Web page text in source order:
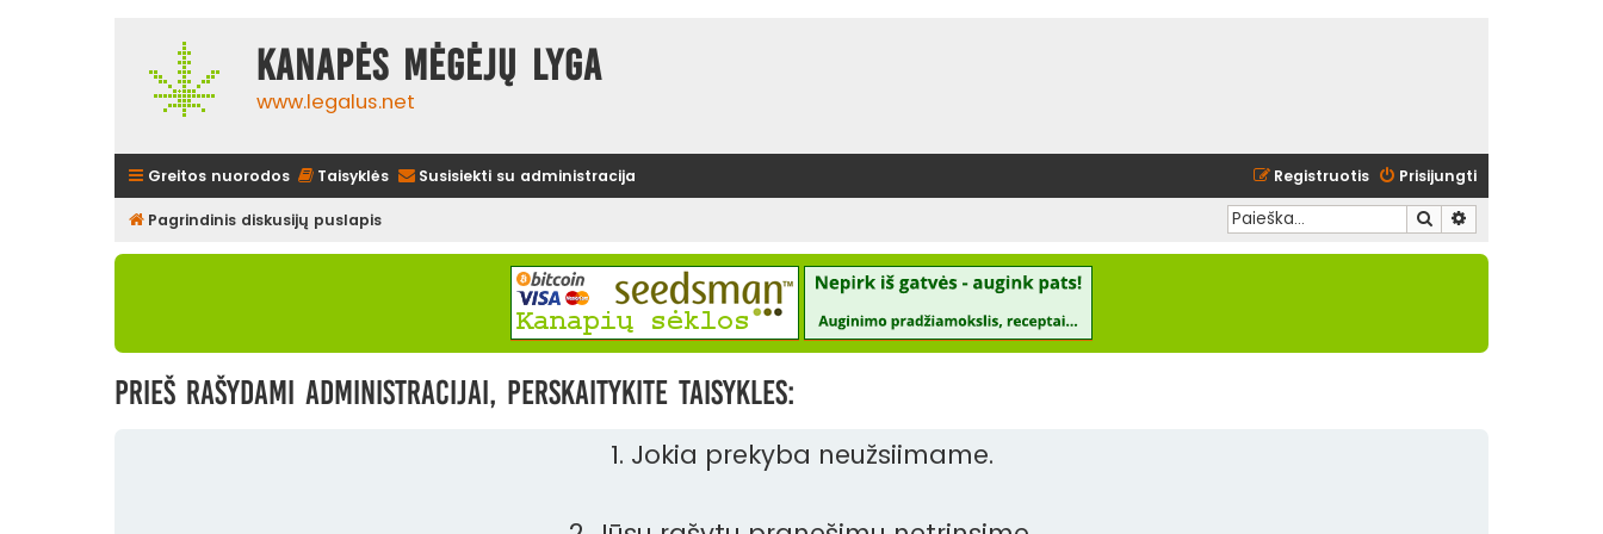
Kanapės mėgėjų lyga
www.legalus.net
Greitos nuorodos Taisyklės Susisiekti su administracija Prisijungti
Registruotis
Pagrindinis diskusijų puslapis Ieškoti
Prieš rašydami administracijai, perskaitykite taisykles:
1. Jokia prekyba neužsiimame.